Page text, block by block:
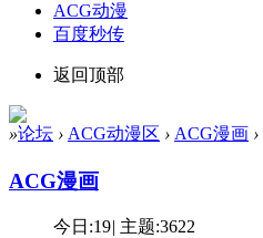
ACG动漫
百度秒传
返回顶部
»论坛 › ACG动漫区 › ACG漫画 ›
ACG漫画
今日:19| 主题:3622